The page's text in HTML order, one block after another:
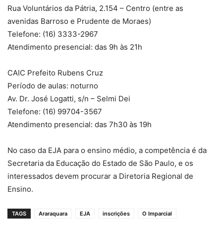
Rua Voluntários da Pátria, 2.154 – Centro (entre as
avenidas Barroso e Prudente de Moraes)
Telefone: (16) 3333-2967
Atendimento presencial: das 9h às 21h
CAIC Prefeito Rubens Cruz
Período de aulas: noturno
Av. Dr. José Logatti, s/n – Selmi Dei
Telefone: (16) 99704-3567
Atendimento presencial: das 7h30 às 19h
No caso da EJA para o ensino médio, a competência é da
Secretaria da Educação do Estado de São Paulo, e os
interessados devem procurar a Diretoria Regional de
Ensino.
TAGS Araraquara EJA inscrições O Imparcial